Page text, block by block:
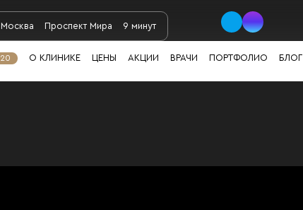
Москва Проспект Мира 9 минут
20 О КЛИНИКЕ ЦЕНЫ АКЦИИ ВРАЧИ ПОРТФОЛИО БЛОГ